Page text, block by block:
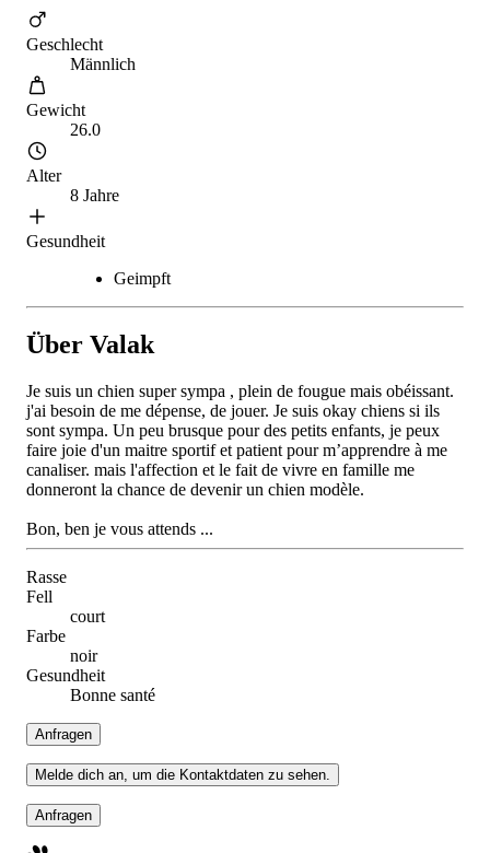
Geschlecht
Männlich
Gewicht
26.0
Alter
8 Jahre
Gesundheit
Geimpft
Über Valak
Je suis un chien super sympa , plein de fougue mais obéissant.
j'ai besoin de me dépense, de jouer. Je suis okay chiens si ils
sont sympa. Un peu brusque pour des petits enfants, je peux
faire joie d'un maitre sportif et patient pour m’apprendre à me
canaliser. mais l'affection et le fait de vivre en famille me
donneront la chance de devenir un chien modèle.
Bon, ben je vous attends ...
Rasse
Fell
court
Farbe
noir
Gesundheit
Bonne santé
Anfragen
Melde dich an, um die Kontaktdaten zu sehen.
Anfragen